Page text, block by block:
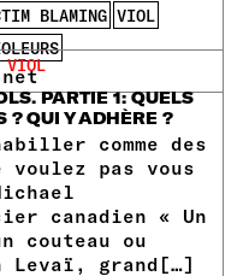
BLAMING VIOL
PARTIE 1: QUELS
? QUI Y ADHÈRE ?
comme des
pas vous
canadien « Un
couteau ou
grand[…]